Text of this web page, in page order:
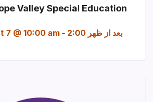
Valley Special Education
7 @ 10:00 am - 2:00 بعد از ظهر